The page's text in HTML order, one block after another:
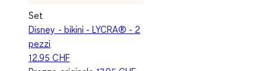
Set
Disney - bikini - LYCRA® - 2
pezzi
12.95 CHF